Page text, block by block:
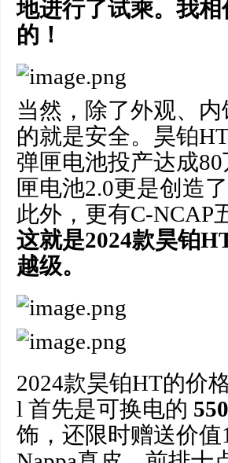
地进行了试乘。我
的！
当然，除了外观、
的就是安全。昊铂
弹匣电池投产达成
匣电池2.0更是创造
此外，更有C-NCAP
这就是2024款昊铂
越级。
2024款昊铂HT的价
l 首先是可换电的
饰，还限时赠送价